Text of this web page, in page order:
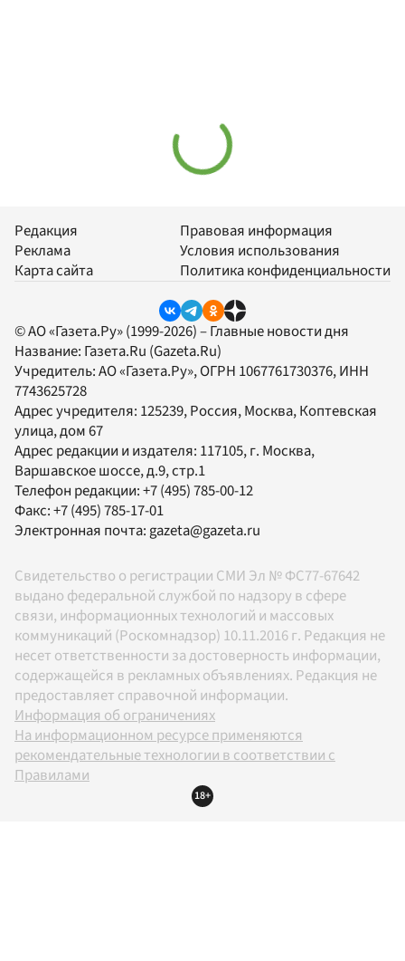
Редакция
Реклама
Карта сайта
Правовая информация
Условия использования
Политика конфиденциальности
© АО «Газета.Ру» (1999-2026) – Главные новости дня
Название: Газета.Ru (Gazeta.Ru)
Учредитель:АО «Газета.Ру», ОГРН 1067761730376, ИНН
7743625728
Адрес учредителя: 125239, Россия, Москва, Коптевская
улица, дом 67
Адрес редакции и издателя: 117105, г. Москва,
Варшавское шоссе, д.9, стр.1
Телефон редакции:+7 (495) 785-00-12
Факс:+7 (495) 785-17-01
Электронная почта: gazeta@gazeta.ru
Свидетельство о регистрации СМИ Эл № ФС77-67642
выдано федеральной службой по надзору в сфере
связи, информационных технологий и массовых
коммуникаций (Роскомнадзор) 10.11.2016 г. Редакция не
несет ответственности за достоверность информации,
содержащейся в рекламных объявлениях. Редакция не
предоставляет справочной информации.
Информация об ограничениях
На информационном ресурсе применяются
рекомендательные технологии в соответствии с
Правилами
18+